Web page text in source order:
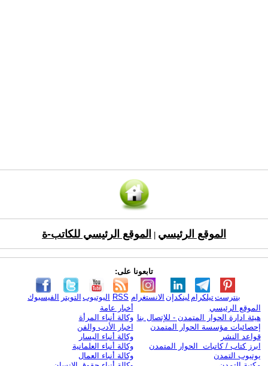
الموقع الرئيسي الموقع الرئيسي للكاتب-ة
تابعونا على:
الفيسبوك التويتر اليوتيوب RSS الانستغرام لينكدإن تيلكرامبنترست
الموقع الرئيسي
هيئة ادارة الحوار المتمدن - للإتصال بنا
إحصائيات مؤسسة الحوار المتمدن
قواعد النشر
ابرز كتاب / كاتبات الحوار المتمدن
يوتيوب التمدن
أخبار عامة
وكالة أنباء المرأة
اخبار الأدب والفن
وكالة أنباء اليسار
وكالة أنباء العلمانية
وكالة أنباء العمال